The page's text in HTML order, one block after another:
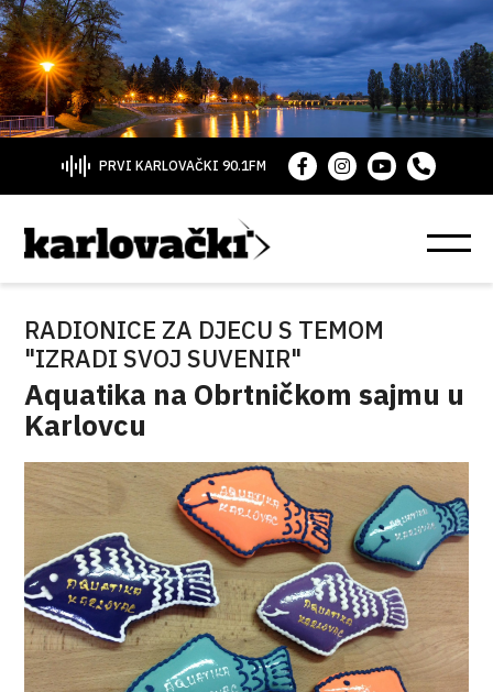
PRVI KARLOVAČKI 90.1FM
RADIONICE ZA DJECU S TEMOM
"IZRADI SVOJ SUVENIR"
Aquatika na Obrtničkom sajmu u
Karlovcu